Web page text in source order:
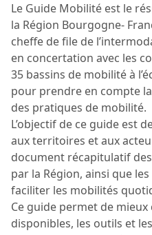
Le Guide Mobilité est le
la Région Bourgogne-
cheffe de file de
en concertation avec les
35 bassins de mobilité à
pour prendre en compte
des pratiques de mobilité.
L’objectif de ce guide est
aux territoires et aux
document récapitulatif
par la Région, ainsi que
faciliter les mobilités
Ce guide permet de
disponibles, les outils et